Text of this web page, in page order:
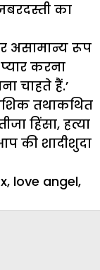
का
असामान्य रूप
करना
चाहते हैं.’
तथाकथित
हिंसा, हत्या
की शादीशुदा
, love angel,